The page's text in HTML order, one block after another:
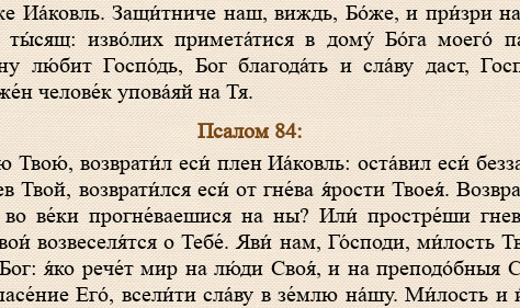
Защи́тниче наш, виждь, Бо́же, и при́зри
ты́сящ: изво́лих примета́тися в дому́ Бо́га моего́
лю́бит Госпо́дь, Бог благода́ть и сла́ву даст,
челове́к упова́яй на Тя.
Псалом 84:
Твой, возврати́лся еси́ от гне́ва я́рости Твоея́.
ве́ки прогне́ваешися на ны? Или́ простре́ши
возвеселя́тся о Тебе́. Яви́ нам, Го́споди, ми́лость
я́ко рече́т мир на лю́ди Своя́, и на
Его́, всели́ти сла́ву в зе́млю на́шу. Ми́лость и